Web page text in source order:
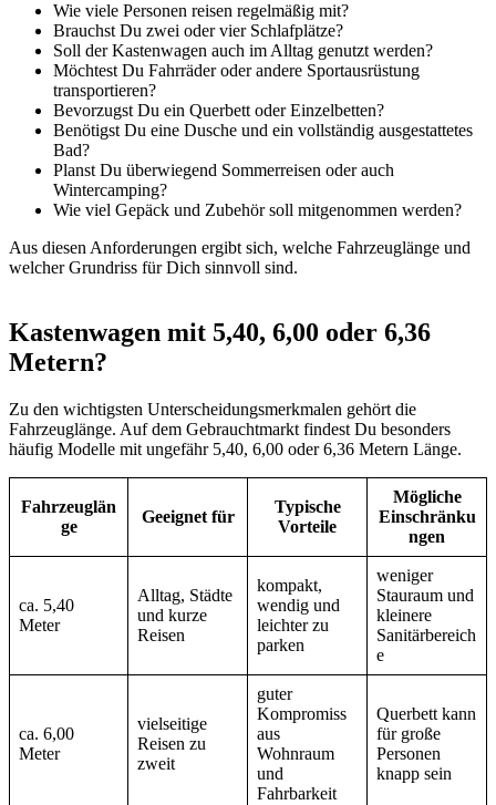
Wie viele Personen reisen regelmäßig mit?
Brauchst Du zwei oder vier Schlafplätze?
Soll der Kastenwagen auch im Alltag genutzt werden?
Möchtest Du Fahrräder oder andere Sportausrüstung
transportieren?
Bevorzugst Du ein Querbett oder Einzelbetten?
Benötigst Du eine Dusche und ein vollständig ausgestattetes
Bad?
Planst Du überwiegend Sommerreisen oder auch
Wintercamping?
Wie viel Gepäck und Zubehör soll mitgenommen werden?
Aus diesen Anforderungen ergibt sich, welche Fahrzeuglänge und
welcher Grundriss für Dich sinnvoll sind.
Kastenwagen mit 5,40, 6,00 oder 6,36
Metern?
Zu den wichtigsten Unterscheidungsmerkmalen gehört die
Fahrzeuglänge. Auf dem Gebrauchtmarkt findest Du besonders
häufig Modelle mit ungefähr 5,40, 6,00 oder 6,36 Metern Länge.
Fahrzeuglän
ge
Geeignet für
Typische
Vorteile
Mögliche
Einschränku
ngen
ca. 5,40
Meter
Alltag, Städte
und kurze
Reisen
kompakt,
wendig und
leichter zu
parken
weniger
Stauraum und
kleinere
Sanitärbereich
e
ca. 6,00
Meter
vielseitige
Reisen zu
zweit
guter
Kompromiss
aus
Wohnraum
und
Fahrbarkeit
Querbett kann
für große
Personen
knapp sein